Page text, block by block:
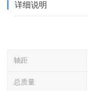
详细说明
轴距
总质量